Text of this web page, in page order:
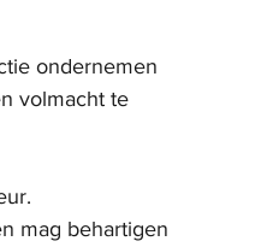
ondernemen
volmacht te
mag behartigen